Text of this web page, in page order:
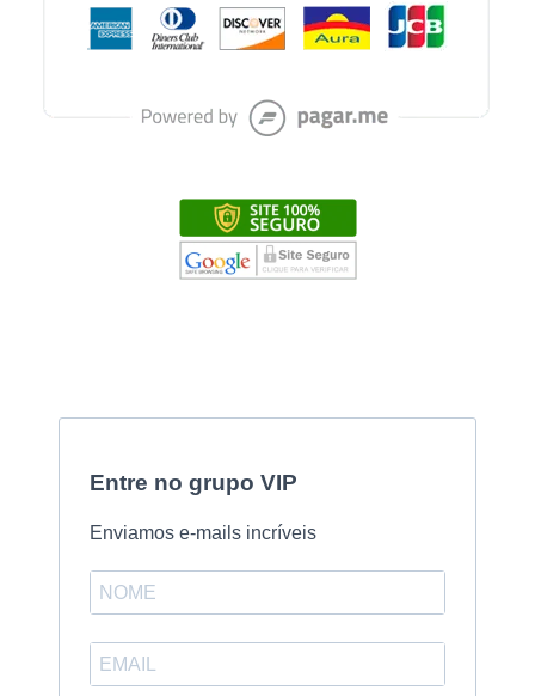
Entre no grupo VIP
Enviamos e-mails incríveis